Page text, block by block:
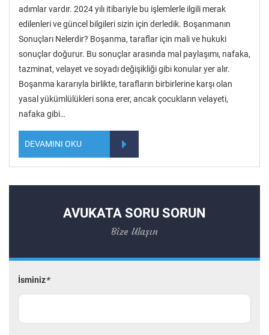
adımlar vardır. 2024 yılı itibariyle bu işlemlerle ilgili merak
edilenleri ve güncel bilgileri sizin için derledik. Boşanmanın
Sonuçları Nelerdir? Boşanma, taraflar için mali ve hukuki
sonuçlar doğurur. Bu sonuçlar arasında mal paylaşımı, nafaka,
tazminat, velayet ve soyadı değişikliği gibi konular yer alır.
Boşanma kararıyla birlikte, tarafların birbirlerine karşı olan
yasal yükümlülükleri sona erer, ancak çocukların velayeti,
nafaka gibi…
DEVAMINI OKU
AVUKATA SORU SORUN
Bize Ulaşın
İsminiz*